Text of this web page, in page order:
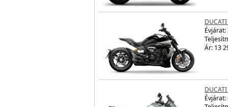
Évjárat:
Ár: 13
Évjárat: